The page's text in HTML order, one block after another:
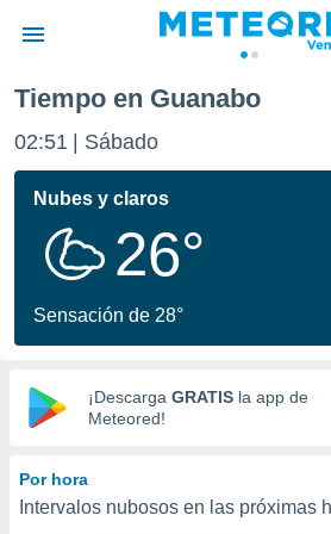
de
ha
calidad.
a este
las
y
digital
basada
Tiempo en Guanabo
02:51 Sábado
Nubes y claros
26°
Sensación de 28°
¡Descarga GRATIS la app de
Meteored!
Por hora
Intervalos nubosos en las próximas